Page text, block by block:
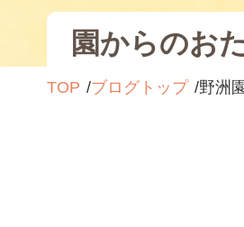
園からのお
TOP ブログトップ 野洲